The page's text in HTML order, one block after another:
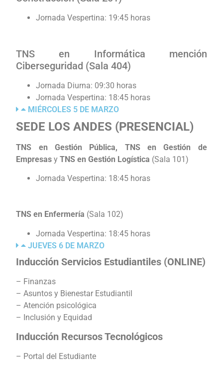
Jornada Vespertina: 19:45 horas
TNS en Informática mención
Ciberseguridad (Sala 404)
Jornada Diurna: 09:30 horas
Jornada Vespertina: 18:45 horas
MIÉRCOLES 5 DE MARZO
SEDE LOS ANDES (PRESENCIAL)
TNS en Gestión Pública, TNS en Gestión de
EmpresasyTNS en Gestión Logística (Sala 101)
Jornada Vespertina: 18:45 horas
TNS en Enfermería (Sala 102)
Jornada Vespertina: 18:45 horas
JUEVES 6 DE MARZO
Inducción Servicios Estudiantiles (ONLINE)
– Finanzas
– Asuntos y Bienestar Estudiantil
– Atención psicológica
– Inclusión y Equidad
Inducción Recursos Tecnológicos
– Portal del Estudiante